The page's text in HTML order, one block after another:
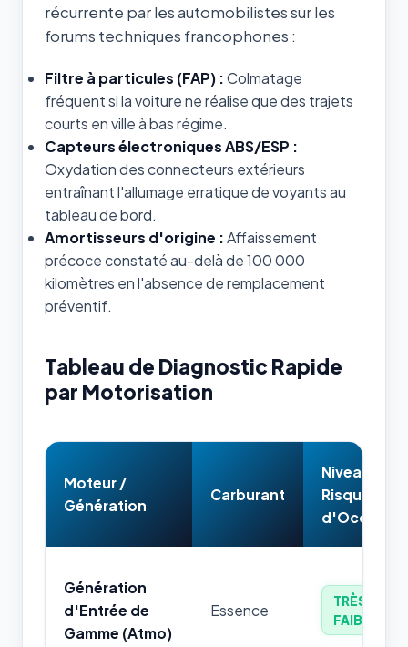
récurrente par les automobilistes sur les
forums techniques francophones :
Filtre à particules (FAP) :Colmatage
fréquent si la voiture ne réalise que des trajets
courts en ville à bas régime.
Capteurs électroniques ABS/ESP :
Oxydation des connecteurs extérieurs
entraînant l'allumage erratique de voyants au
tableau de bord.
Amortisseurs d'origine :Affaissement
précoce constaté au-delà de 100 000
kilomètres en l'absence de remplacement
préventif.
Tableau de Diagnostic Rapide
par Motorisation
Moteur /
Génération
Carburant
Niveau de
Risque
d'Occasion
Génération
d'Entrée de
Gamme (Atmo)
Essence
TRÈS
FAIBLE